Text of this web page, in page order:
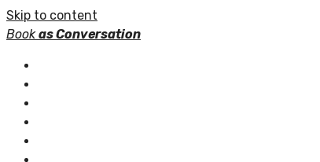
Skip to content
Bookas Conversation